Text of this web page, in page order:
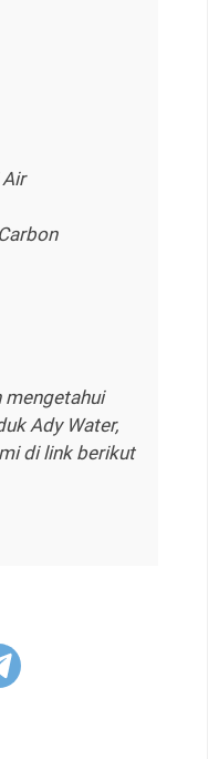
mengetahui
Ady Water,
di link berikut